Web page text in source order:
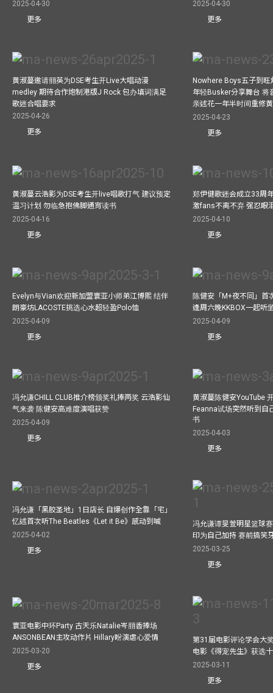
2025-04-30
更多
2025-04-30
更多
黄淑蔓邀请丽英为DSE考生开Live大唱动漫
medley 期待合作炮制港版J Rock 包办填词满足
歌迷合唱要求
2025-04-26
更多
Nowhere Boys五子到
年轻Busker分享舞台 将
亲述花一年半时间重修
2025-04-23
更多
黄淑蔓云浩影为DSE考生开live唱歌打气 建议预定
温习计划 勿临急抱佛脚通宵读书
2025-04-16
更多
郑伊健歌迷会成立33周
激fans不离不弃 强忍眼
2025-04-10
更多
Evelyn与Vian欢迎新加盟寰亚小师弟江博熙 结伴
朗豪坊LACOSTE挑选心水超轻盈Polo恤
2025-04-09
更多
陈健安「M+夜不同」首
逢周六晚KKBOX一起听
2025-04-09
更多
冯允谦CHILL CLUB推介榜颁奖礼捧两奖 云浩影仙
气来袭 陈健安高难度演唱获赞
2025-04-09
更多
黄淑蔓陈健安YouTube
Feanna试场突然听到自
书
2025-04-03
更多
冯允谦「黑胶圣地」1日店长 自爆创作全靠「宅」
忆述首次听The Beatles《Let it Be》感动到喊
2025-04-02
更多
冯允谦谭旻萱明星篮球
印为自己加持 赛前搞笑
2025-03-25
更多
寰亚电影中环Party 古天乐Natalie岑丽香捧场
ANSONBEAN主攻动作片 Hillary盼演虐心爱情
2025-03-20
更多
第31届电影评论学会大
电影《得宠先生》获选
2025-03-11
更多